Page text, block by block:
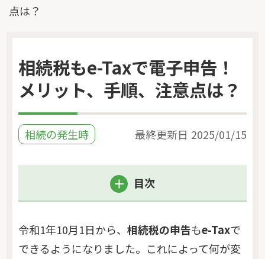
点は？
相続税もe-Taxで電子申告！
メリット、手順、注意点は？
相続の発生時 最終更新日 2025/01/15
目次
令和1年10月1日から、相続税の申告もe-Taxで
できるようになりました。これによって何が変